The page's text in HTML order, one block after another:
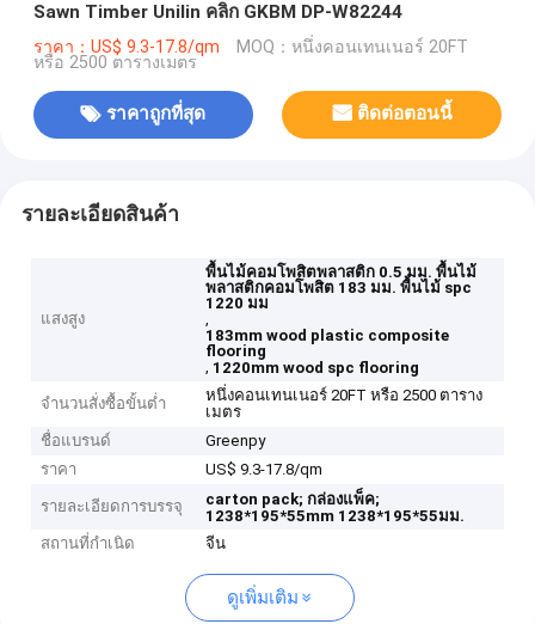
Sawn Timber Unilin คลิก GKBM DP-W82244
ราคา：US$ 9.3-17.8/qm MOQ：หนึ่งคอนเทนเนอร์ 20FT
หรือ 2500 ตารางเมตร
ราคาถูกที่สุด ติดต่อตอนนี้
รายละเอียดสินค้า
แสงสูง
พื้นไม้คอมโพสิตพลาสติก 0.5 มม. พื้นไม้
พลาสติกคอมโพสิต 183 มม. พื้นไม้ spc
1220 มม
,
183mm wood plastic composite
flooring
, 1220mm wood spc flooring
จำนวนสั่งซื้อขั้นต่ำ
หนึ่งคอนเทนเนอร์ 20FT หรือ 2500 ตาราง
เมตร
ชื่อแบรนด์
Greenpy
ราคา
US$ 9.3-17.8/qm
รายละเอียดการบรรจุ carton pack; กล่องแพ็ค;
1238*195*55mm 1238*195*55มม.
สถานที่กำเนิด
จีน
ดูเพิ่มเติม